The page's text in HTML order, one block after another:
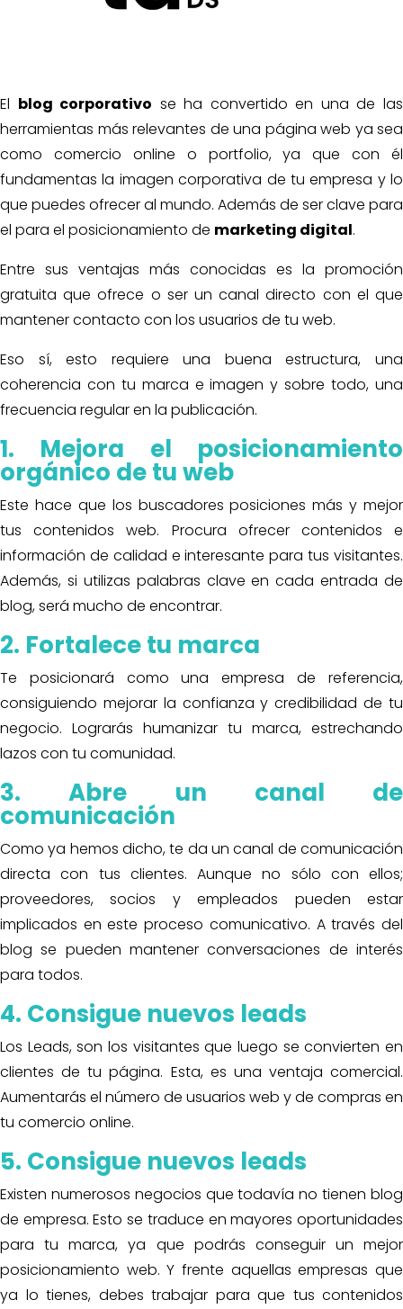
El blog corporativo se ha convertido en una de las
herramientas más relevantes de una página web ya sea
como comercio online o portfolio, ya que con él
fundamentas la imagen corporativa de tu empresa y lo
que puedes ofrecer al mundo. Además de ser clave para
el para el posicionamiento de marketing digital.
Entre sus ventajas más conocidas es la promoción
gratuita que ofrece o ser un canal directo con el que
mantener contacto con los usuarios de tu web.
Eso sí, esto requiere una buena estructura, una
coherencia con tu marca e imagen y sobre todo, una
frecuencia regular en la publicación.
1. Mejora el posicionamiento
orgánico de tu web
Este hace que los buscadores posiciones más y mejor
tus contenidos web. Procura ofrecer contenidos e
información de calidad e interesante para tus visitantes.
Además, si utilizas palabras clave en cada entrada de
blog, será mucho de encontrar.
2. Fortalece tu marca
Te posicionará como una empresa de referencia,
consiguiendo mejorar la confianza y credibilidad de tu
negocio. Lograrás humanizar tu marca, estrechando
lazos con tu comunidad.
3. Abre un canal de
comunicación
Como ya hemos dicho, te da un canal de comunicación
directa con tus clientes. Aunque no sólo con ellos;
proveedores, socios y empleados pueden estar
implicados en este proceso comunicativo. A través del
blog se pueden mantener conversaciones de interés
para todos.
4. Consigue nuevos leads
Los Leads, son los visitantes que luego se convierten en
clientes de tu página. Esta, es una ventaja comercial.
Aumentarás el número de usuarios web y de compras en
tu comercio online.
5. Consigue nuevos leads
Existen numerosos negocios que todavía no tienen blog
de empresa. Esto se traduce en mayores oportunidades
para tu marca, ya que podrás conseguir un mejor
posicionamiento web. Y frente aquellas empresas que
ya lo tienes, debes trabajar para que tus contenidos